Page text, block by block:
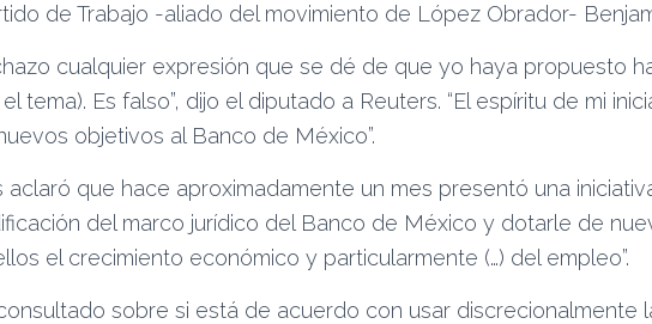
de Trabajo -aliado del movimiento de López Obrador-
cualquier expresión que se dé de que yo haya propuesto
tema). Es falso”, dijo el diputado a Reuters. “El espíritu de mi
objetivos al Banco de México”.
aclaró que hace aproximadamente un mes presentó una
del marco jurídico del Banco de México y dotarle de
el crecimiento económico y particularmente (…) del empleo”.
sobre si está de acuerdo con usar discrecionalmente